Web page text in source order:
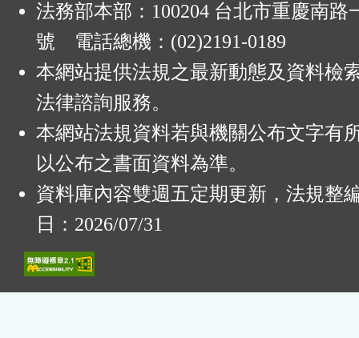
法務部本部：100204 台北市重慶南路
號 電話總機：(02)2191-0189
本網站提供法規之最新動態及資料檢
法律諮詢服務。
本網站法規資料若與機關公布文字有
以公布之書面資料為準。
資料庫內容雙週五定期更新，法規整
日：2026/07/31